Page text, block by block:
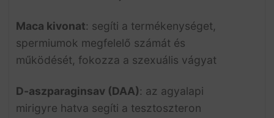
Maca kivonat: segíti a termékenységet,
spermiumok megfelelő számát és
működését, fokozza a szexuális vágyat
D-aszparaginsav (DAA): az agyalapi
mirigyre hatva segíti a tesztoszteron